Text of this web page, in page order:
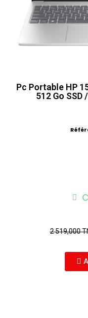
Pc Portable HP
512 Go
2 519,000